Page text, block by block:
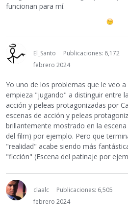
funcionan para mí.
El_Santo
Publicaciones: 6,172
febrero 2024
Yo uno de los problemas que le veo
empieza "jugando" a distinguir entre
acción y peleas protagonizadas por
escenas de acción y peleas
brillantemente mostrado en la
del film) por ejemplo. Pero que
"realidad" acabe siendo más
"ficción" (Escena del patinaje por
claalc
Publicaciones: 6,505
febrero 2024